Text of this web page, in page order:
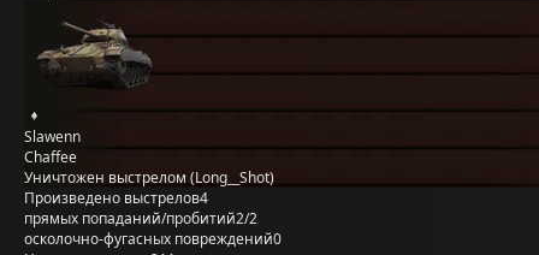
Slawenn
Chaffee
Уничтожен выстрелом (Long__Shot)
Произведено выстрелов4
прямых попаданий/пробитий2/2
осколочно-фугасных повреждений0